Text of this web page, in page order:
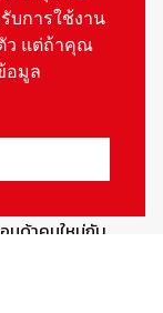
สิทธิพิเศษสำหรับ
นด้าคนใหม่กับ
บการใช้งาน
ว แต่ถ้าคุณ
อมูล